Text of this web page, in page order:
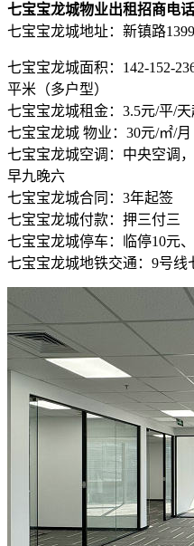
七宝宝龙城物业出租招商电话
七宝宝龙城地址：新镇路
七宝宝龙城面积：142-152-
平米（多户型）
七宝宝龙城租金：3.5元/平/天
七宝宝龙城 物业：30元/㎡/
七宝宝龙城空调：中央空调
早九晚六
七宝宝龙城合同：3年起签
七宝宝龙城付款：押三付三
七宝宝龙城停车：临停10元
七宝宝龙城地铁交通：9号线